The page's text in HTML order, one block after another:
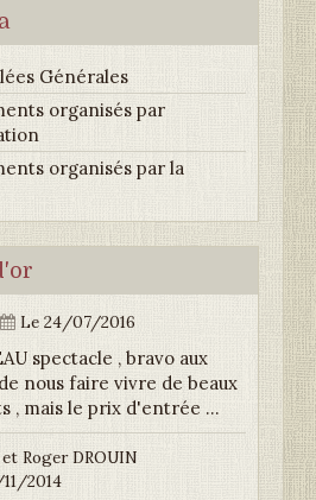
Générales
organisés par
organisés par la
Le 24/07/2016
spectacle , bravo aux
nous faire vivre de beaux
, mais le prix d'entrée ...
Roger DROUIN
2014